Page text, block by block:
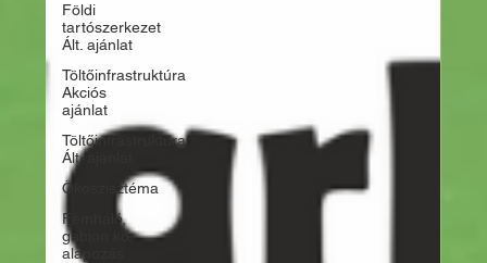
Földi
tartószerkezet
Ált. ajánlat
Töltőinfrastruktúra
Akciós
ajánlat
Töltőinfrastruktúra
Ált. ajánlat
Ökoszisztéma
Fémháló,
gabion kő,
alapozás